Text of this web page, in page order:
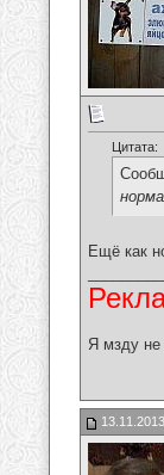
Цитата:
Ещё как
Я мзду не